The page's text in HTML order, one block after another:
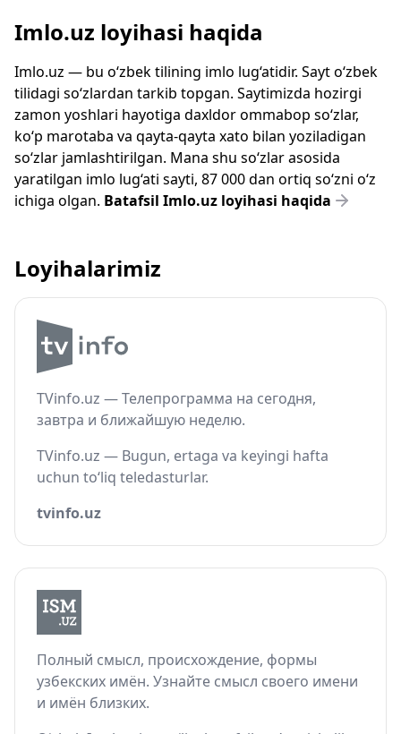
Imlo.uz loyihasi haqida
Imlo.uz — bu o‘zbek tilining imlo lug‘atidir. Sayt o‘zbek
tilidagi so‘zlardan tarkib topgan. Saytimizda hozirgi
zamon yoshlari hayotiga daxldor ommabop so‘zlar,
ko‘p marotaba va qayta-qayta xato bilan yoziladigan
so‘zlar jamlashtirilgan. Mana shu so‘zlar asosida
yaratilgan imlo lug‘ati sayti, 87 000 dan ortiq so‘zni o‘z
ichiga olgan. Batafsil Imlo.uz loyihasi haqida
Loyihalarimiz
TVinfo.uz — Телепрограмма на сегодня,
завтра и ближайшую неделю.
TVinfo.uz — Bugun, ertaga va keyingi hafta
uchun to‘liq teledasturlar.
tvinfo.uz
Полный смысл, происхождение, формы
узбекских имён. Узнайте смысл своего имени
и имён близких.